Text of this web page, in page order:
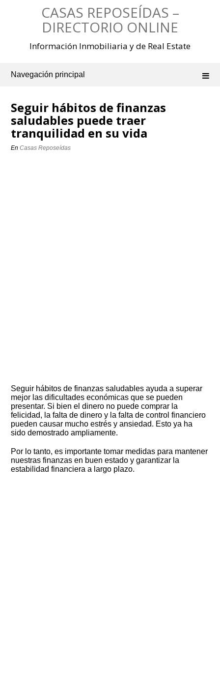
CASAS REPOSEÍDAS –
DIRECTORIO ONLINE
Información Inmobiliaria y de Real Estate
Navegación principal
Seguir hábitos de finanzas
saludables puede traer
tranquilidad en su vida
EnCasas Reposeídas
Seguir hábitos de finanzas saludables ayuda a superar
mejor las dificultades económicas que se pueden
presentar. Si bien el dinero no puede comprar la
felicidad, la falta de dinero y la falta de control financiero
pueden causar mucho estrés y ansiedad. Esto ya ha
sido demostrado ampliamente.
Por lo tanto, es importante tomar medidas para mantener
nuestras finanzas en buen estado y garantizar la
estabilidad financiera a largo plazo.